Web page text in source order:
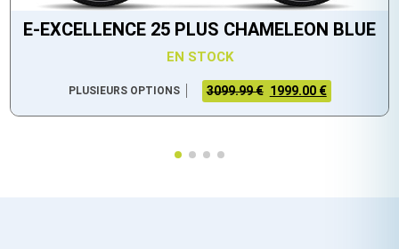
E-EXCELLENCE 25 PLUS CHAMELEON BLUE
EN STOCK
PLUSIEURS OPTIONS 3099.99 € 1999.00 €